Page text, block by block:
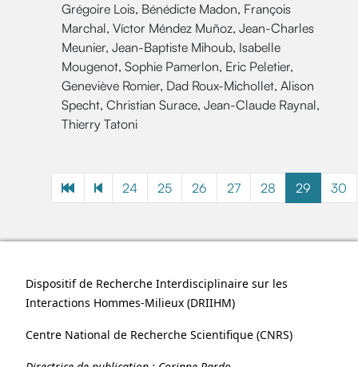
Grégoire Lois, Bénédicte Madon, François
Marchal, Víctor Méndez Muñoz, Jean-Charles
Meunier, Jean-Baptiste Mihoub, Isabelle
Mougenot, Sophie Pamerlon, Eric Peletier,
Geneviève Romier, Dad Roux-Michollet, Alison
Specht, Christian Surace, Jean-Claude Raynal,
Thierry Tatoni
24 25 26 27 28 29 30
Dispositif de Recherche Interdisciplinaire sur les
Interactions Hommes-Milieux (DRIIHM)
Centre National de Recherche Scientifique (CNRS)